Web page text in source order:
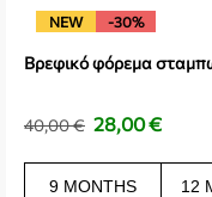
NEW -30%
Βρεφικό φόρεμα
40,00€ 28,00€
9 MONTHS 12